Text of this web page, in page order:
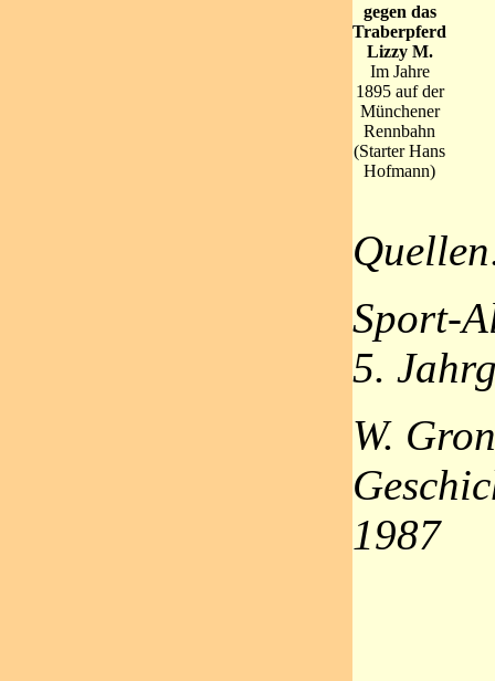
gegen das
Traberpferd
Lizzy M.
Im Jahre
1895 auf der
Münchener
Rennbahn
(Starter Hans
Hofmann)
Sport-
5.
W.
1987